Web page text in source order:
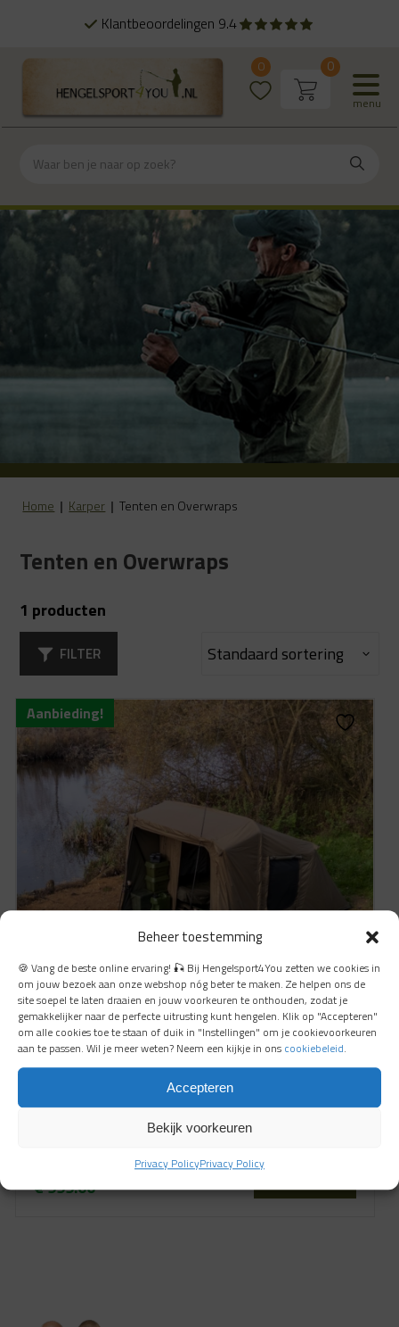
Beheer toestemming
🍪 Vang de beste online ervaring! 🎣 Bij Hengelsport4You zetten we cookies in
om jouw bezoek aan onze webshop nóg beter te maken. Ze helpen ons de
site soepel te laten draaien en jouw voorkeuren te onthouden, zodat je
gemakkelijker naar de perfecte uitrusting kunt hengelen. Klik op "Accepteren"
om alle cookies toe te staan of duik in "Instellingen" om je cookievoorkeuren
aan te passen. Wil je meer weten? Neem een kijkje in ons cookiebeleid.
Accepteren
Bekijk voorkeuren
Privacy PolicyPrivacy Policy
Klantbeoordelingen 9.4
menu
0 0
Home | Karper | Tenten en Overwraps
Tenten en Overwraps
1 producten
FILTER
RidgeMonkey Escape XF2 Standard V2
direct leverbaar
€999.00
Aanbieding!